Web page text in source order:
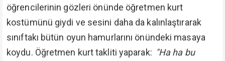
öğrencilerinin gözleri önünde öğretmen kurt
kostümünü giydi ve sesini daha da kalınlaştırarak
sınıftakı bütün oyun hamurlarını önündeki masaya
koydu. Öğretmen kurt takliti yaparak: "Ha ha bu